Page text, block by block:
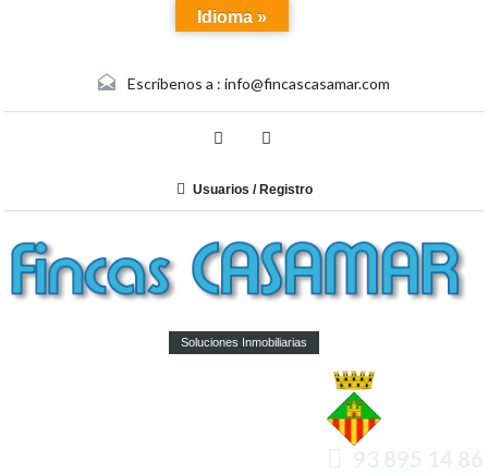
Escríbenos a : info@fincascasamar.com
Usuarios / Registro
Soluciones Inmobiliarias
93 895 14 86
Idioma »